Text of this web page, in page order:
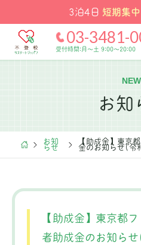
3泊4日 短期集
03-3481-
受付時間:月～土 9:00～20:00
お知
お知
らせ
【助成金】東京
金のお知らせ(令
【助成金】東京都
者助成金のお知ら